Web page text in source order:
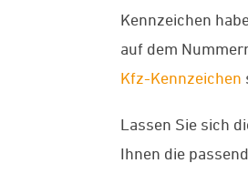
Kennzeichen
auf dem
Kfz-Kennzeichen
Lassen Sie sich
Ihnen die